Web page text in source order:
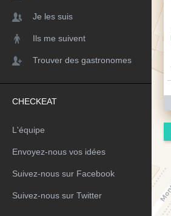
Je les suis
Ils me suivent
Trouver des gastronomes
CHECKEAT
L'équipe
Envoyez-nous vos idées
Suivez-nous sur Facebook
Suivez-nous sur Twitter